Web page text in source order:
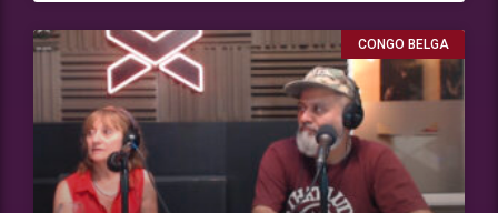
CONGO BELGA